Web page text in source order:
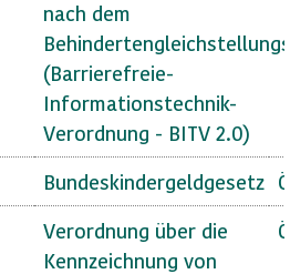
nach dem
(Barrierefreie-
Informationstechnik-
Verordnung - BITV 2.0)
Bundeskindergeldgesetz
Verordnung über die
Kennzeichnung von